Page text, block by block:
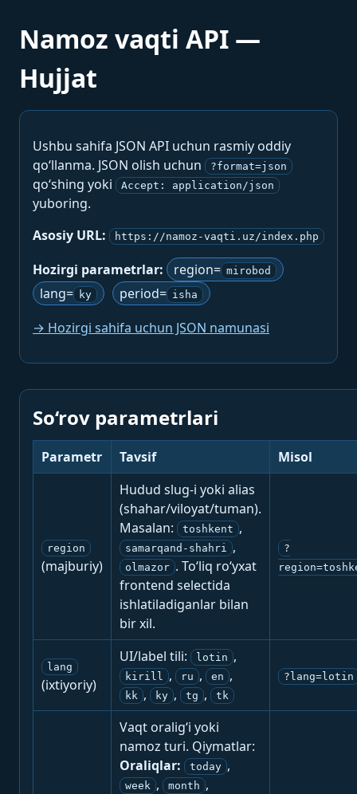
Namoz vaqti API —
Hujjat
Ushbu sahifa JSON API uchun rasmiy oddiy
qo‘llanma. JSON olish uchun
?format=json
qo‘shing yoki Accept: application/json
yuboring.
Asosiy URL:
https://namoz-vaqti.uz/index.php
Hozirgi parametrlar: region= mirobod
lang= ky period= isha
→ Hozirgi sahifa uchun JSON namunasi
So‘rov parametrlari
Parametr Tavsif Misol
region
(majburiy)
Hudud slug-i yoki alias
(shahar/viloyat/tuman).
Masalan:
toshkent ,
samarqand-shahri ,
olmazor . To‘liq ro‘yxat
frontend selectida
ishlatiladiganlar bilan
bir xil.
?
lang
(ixtiyoriy)
UI/label tili: lotin ,
kirill , ru , en ,
kk , ky , tg , tk
?lang=lotin
Vaqt oralig‘i yoki
namoz turi. Qiymatlar:
Oraliqlar:
today ,
week , month ,